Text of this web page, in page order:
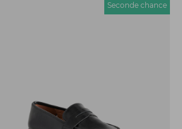
Seconde chance